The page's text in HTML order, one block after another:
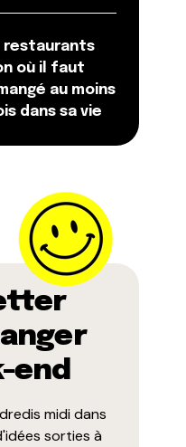
restaurants
où il faut
au moins
dans sa vie
end
midi dans
sorties à